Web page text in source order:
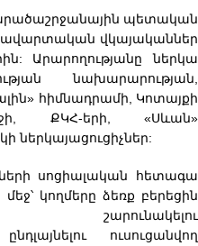
պետական
ավարտական վկայականներ
Արարողությանը ներկա
նախարարության,
հիմնադրամի, Կոտայքի
ՔԿՀ-երի, «Սևան»
ներկայացուցիչներ:
սոցիալական հետագա
կողմերը ձեռք բերեցին
շարունակելու
ուսուցանվող